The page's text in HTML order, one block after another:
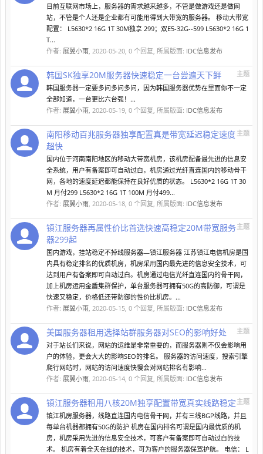
目前互联网市场上，服务器的需求越来越多，不管是做游戏还是做网
站，不管是个人还是企业都有可能用得到大带宽的服务器。 移动大带宽
配置： L5630*2 16G 1T 30M独享 299；双E5-32G--599 L5630*2 16G 1
T...
作者: 展翼小雨, 2020-05-20, 0 个回复, 所属版面: IDC信息发布
主题
韩国SK独享20M服务器快速稳定一台尝遍天下鲜
韩国服务器一定要多问多问多问，因为韩国服务器优势在里面你不一定
全部知道，一台更比六台强！...
作者: 展翼小雨, 2020-05-19, 0 个回复, 所属版面: IDC信息发布
主题
南阳移动百兆服务器独享配置真是带宽延迟稳定速度
超快
国内位于河南南阳地区的移动大带宽机房，该机房配备最先进的信息安
全系统，用户有备案即可自动过白，机房通过光纤直连国内的移动骨干
网，各地的速度延迟都能保持在良好优质的状态。 L5630*2 16G 1T 30
M 月付299 L5630*2 16G 1T 100M 月付499...
作者: 展翼小雨, 2020-05-18, 0 个回复, 所属版面: IDC信息发布
主题
镇江服务器再属性价比首选快速高稳定20M带宽服务
器299起
国内游戏，挂站稳定不掉线服务器—镇江服务器 江苏镇江电信机房是国
内具有稳定排名的优质机房，机房采用国内最先进的信息安全技术，可
达到用户有备案即可自动过白。机房通过电信光纤直连国内的骨干网，
加上机房运用金盾集群保护，单台服务器可拥有50G的高防御，可谓是
快速又稳定，价格低还带防御的性价比机房。...
作者: 展翼小雨, 2020-05-15, 0 个回复, 所属版面: IDC信息发布
主题
美国服务器租用选择站群服务器对SEO的影响好处
对于站长们来说，网站的运维是非常重要的，而服务器则不仅会影响用
户的体验，更会大大的影响SEO的排名。 服务器的访问速度，搜索引擎
爬行网站时，网站的访问速度快慢会对网站排名有影响...
作者: 展翼小雨, 2020-05-14, 0 个回复, 所属版面: IDC信息发布
主题
镇江服务器租用八核20M独享配置带宽真实线路稳定
镇江机房服务器，线路直连国内电信骨干网，并有三线BGP线路，并且
每单台机器都拥有50G的防护 机房在国内排名可谓是国内最优质的机
房，机房采用先进的信息安全技术，可客户有备案即可自动过白的技
术。 机房有着全天在线的技术，可为客户的服务器保驾护航。 电信： L